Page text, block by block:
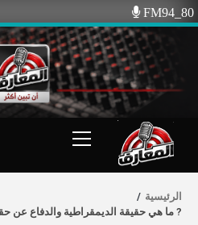
Skip
to
content
FM94_80
Menu
الرئيسية
? ما هي حقيقة الديمقراطية والدفاع عن